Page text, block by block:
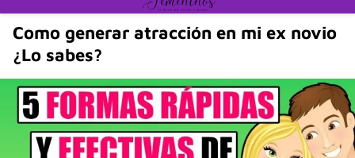
Como generar atracción en mi ex novio
¿Lo sabes?